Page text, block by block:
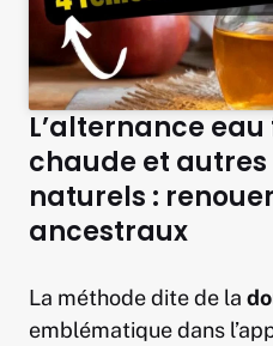
L’alternance
chaude et
naturels :
ancestraux
La méthode dite de la
emblématique dans